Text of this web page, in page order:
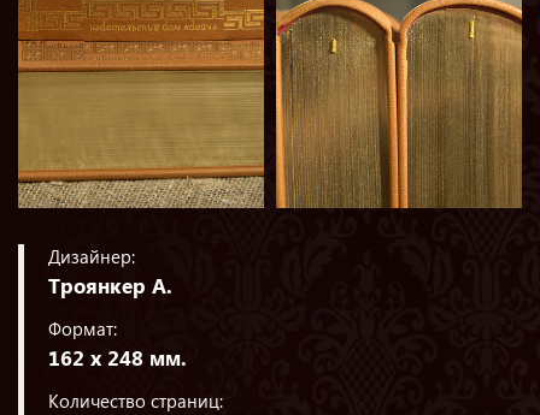
Дизайнер:
Троянкер А.
Формат:
162 х 248 мм.
Количество страниц: